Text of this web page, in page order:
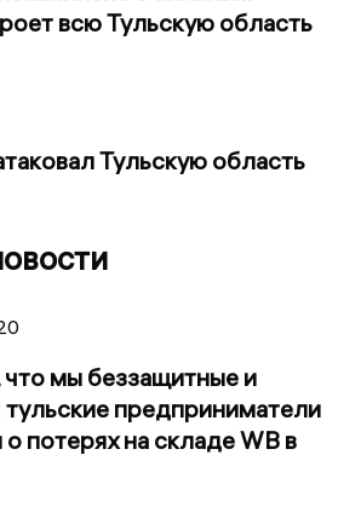
всю Тульскую область
Тульскую область
что мы беззащитные и
предприниматели
о потерях на складе WB в